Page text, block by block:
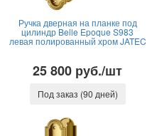
Ручка дверная на планке под
цилиндр Belle Epoque S983
левая полированный хром JATEC
25 800 руб./шт
Под заказ (90 дней)